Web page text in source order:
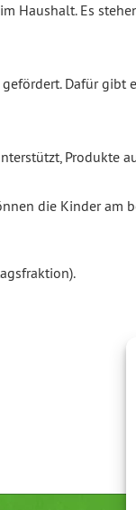
Haushalt. Es
Dafür
Produkte
die Kinder